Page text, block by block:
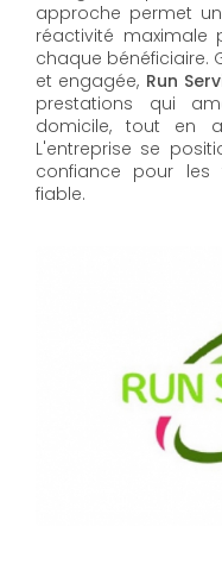
approche permet
réactivité maximale
chaque bénéficiaire.
et engagée, Run
prestations qui
domicile, tout en
L'entreprise se
confiance pour les
fiable.